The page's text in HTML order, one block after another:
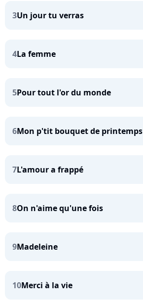
3Un jour tu verras
4La femme
5Pour tout l'or du monde
6Mon p'tit bouquet de printemps
7L'amour a frappé
8On n'aime qu'une fois
9Madeleine
10Merci à la vie